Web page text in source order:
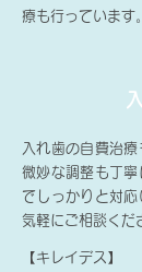
療も行っています。
入れ歯の自費治療
微妙な調整も丁
でしっかりと対
気軽にご相談くだ
【キレイデス】